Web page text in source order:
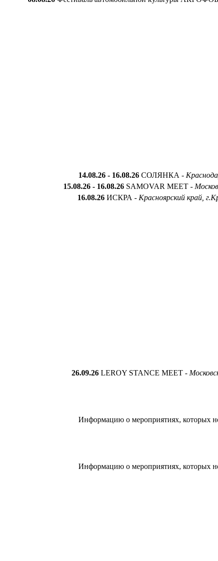
14.08.26 - 16.08.26СОЛЯНКА -
15.08.26 - 16.08.26 SAMOVAR MEET-
16.08.26ИСКРА - Красноярский край,
26.09.26 LEROY STANCE MEET -
Информацию о мероприятиях, которых
Информацию о мероприятиях, которых